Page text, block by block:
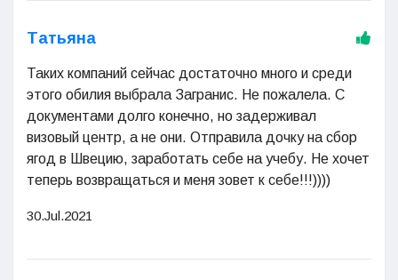
Татьяна
Таких компаний сейчас достаточно много и среди
этого обилия выбрала Загранис. Не пожалела. С
документами долго конечно, но задерживал
визовый центр, а не они. Отправила дочку на сбор
ягод в Швецию, заработать себе на учебу. Не хочет
теперь возвращаться и меня зовет к себе!!!))))
30.Jul.2021